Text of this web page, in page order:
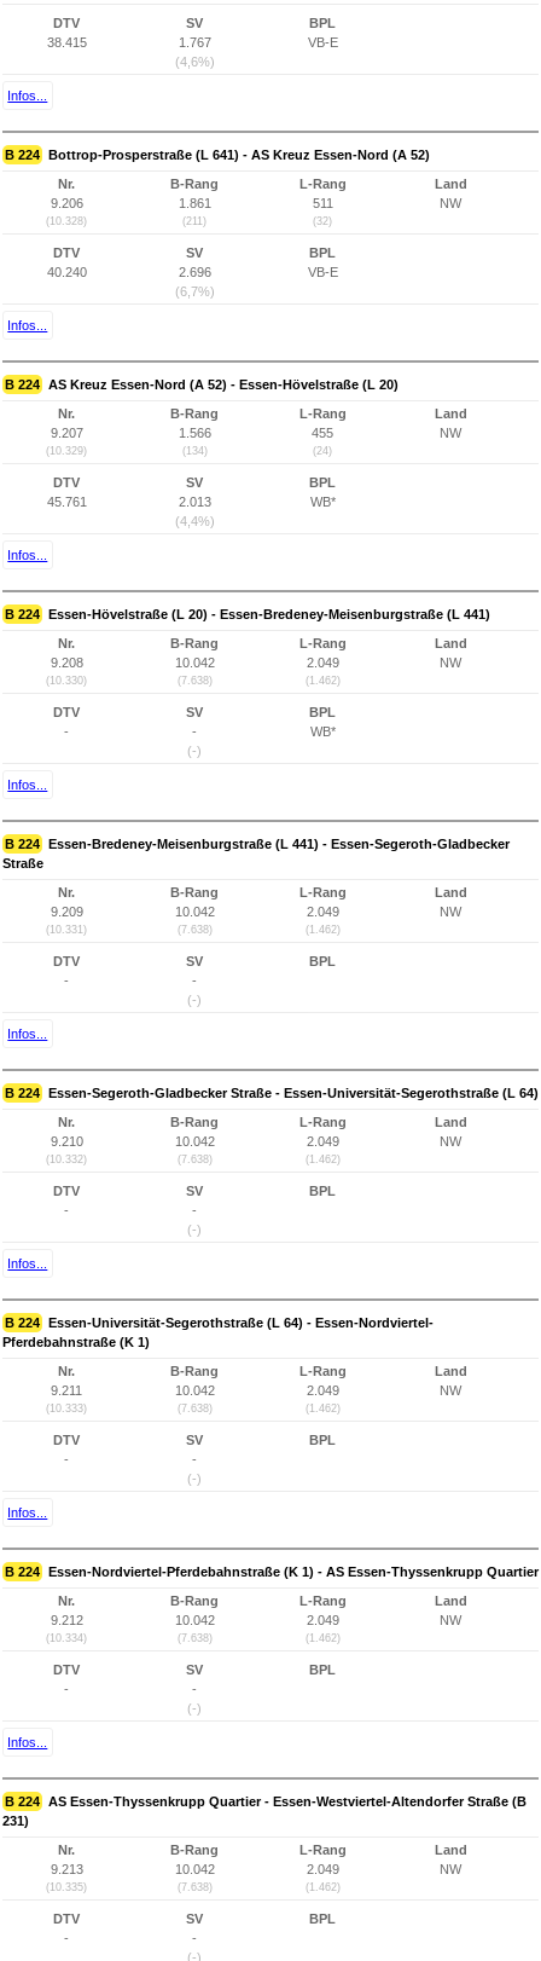
DTV
38.415
SV
1.767
(4,6%)
BPL
VB-E
Infos...
B 224 Bottrop-Prosperstraße (L 641) - AS Kreuz Essen-Nord (A 52)
Nr.
9.206
(10.328)
B-Rang
1.861
(211)
L-Rang
511
(32)
Land
NW
DTV
40.240
SV
2.696
(6,7%)
BPL
VB-E
Infos...
B 224 AS Kreuz Essen-Nord (A 52) - Essen-Hövelstraße (L 20)
Nr.
9.207
(10.329)
B-Rang
1.566
(134)
L-Rang
455
(24)
Land
NW
DTV
45.761
SV
2.013
(4,4%)
BPL
WB*
Infos...
B 224 Essen-Hövelstraße (L 20) - Essen-Bredeney-Meisenburgstraße (L 441)
Nr.
9.208
(10.330)
B-Rang
10.042
(7.638)
L-Rang
2.049
(1.462)
Land
NW
DTV
-
SV
-
(-)
BPL
WB*
Infos...
B 224 Essen-Bredeney-Meisenburgstraße (L 441) - Essen-Segeroth-Gladbecker
Straße
Nr.
9.209
(10.331)
B-Rang
10.042
(7.638)
L-Rang
2.049
(1.462)
Land
NW
DTV
-
SV
-
(-)
BPL
Infos...
B 224 Essen-Segeroth-Gladbecker Straße - Essen-Universität-Segerothstraße (L 64)
Nr.
9.210
(10.332)
B-Rang
10.042
(7.638)
L-Rang
2.049
(1.462)
Land
NW
DTV
-
SV
-
(-)
BPL
Infos...
B 224 Essen-Universität-Segerothstraße (L 64) - Essen-Nordviertel-
Pferdebahnstraße (K 1)
Nr.
9.211
(10.333)
B-Rang
10.042
(7.638)
L-Rang
2.049
(1.462)
Land
NW
DTV
-
SV
-
(-)
BPL
Infos...
B 224 Essen-Nordviertel-Pferdebahnstraße (K 1) - AS Essen-Thyssenkrupp Quartier
Nr.
9.212
(10.334)
B-Rang
10.042
(7.638)
L-Rang
2.049
(1.462)
Land
NW
DTV
-
SV
-
(-)
BPL
Infos...
B 224 AS Essen-Thyssenkrupp Quartier - Essen-Westviertel-Altendorfer Straße (B
231)
Nr.
9.213
(10.335)
B-Rang
10.042
(7.638)
L-Rang
2.049
(1.462)
Land
NW
DTV
-
SV
-
(-)
BPL